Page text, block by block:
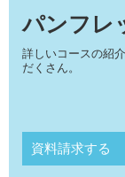
パンフレ
詳しいコースの紹
だくさん。
資料請求する